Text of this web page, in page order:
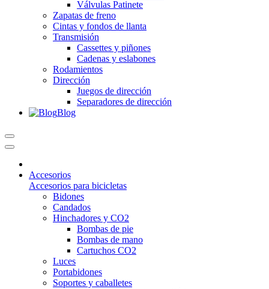
Válvulas Patinete
Zapatas de freno
Cintas y fondos de llanta
Transmisión
Cassettes y piñones
Cadenas y eslabones
Rodamientos
Dirección
Juegos de dirección
Separadores de dirección
Blog
Accesorios
Accesorios para bicicletas
Bidones
Candados
Hinchadores y CO2
Bombas de pie
Bombas de mano
Cartuchos CO2
Luces
Portabidones
Soportes y caballetes